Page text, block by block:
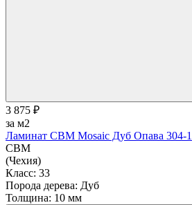
3 875 ₽
за м2
Ламинат CBM Mosaic Дуб Опава 304-1
CBM
(Чехия)
Класс: 33
Порода дерева: Дуб
Толщина: 10 мм